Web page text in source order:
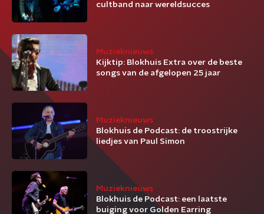
cultband naar wereldsucces
Muzieknieuws
Kijktip: Blokhuis Extra over de beste
songs van de afgelopen 25 jaar
Muzieknieuws
Blokhuis de Podcast: de troostrijke
liedjes van Paul Simon
Muzieknieuws
Blokhuis de Podcast: een laatste
buiging voor Golden Earring